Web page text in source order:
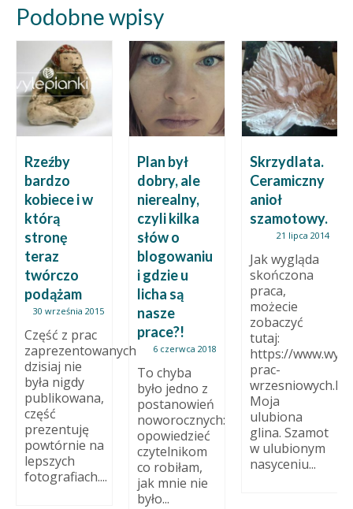
Podobne wpisy
Rzeźby
bardzo
kobiece i w
którą
stronę
teraz
twórczo
podążam
30 września 2015
Część z prac
zaprezentowanych
dzisiaj nie
była nigdy
publikowana,
część
prezentuję
powtórnie na
lepszych
fotografiach....
Plan był
dobry, ale
nierealny,
czyli kilka
słów o
blogowaniu
i gdzie u
licha są
nasze
prace?!
6 czerwca 2018
To chyba
było jedno z
postanowień
noworocznych:
opowiedzieć
czytelnikom
co robiłam,
jak mnie nie
było...
Skrzydlata.
Ceramiczny
anioł
szamotowy.
21 lipca 2014
Jak wygląda
skończona
praca,
możecie
zobaczyć
tutaj:
https://
prac-
Moja
ulubiona
glina. Szamot
w ulubionym
nasyceniu...